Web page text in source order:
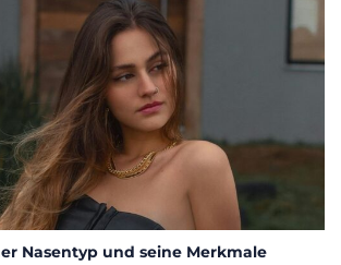
Nasentyp und seine Merkmale